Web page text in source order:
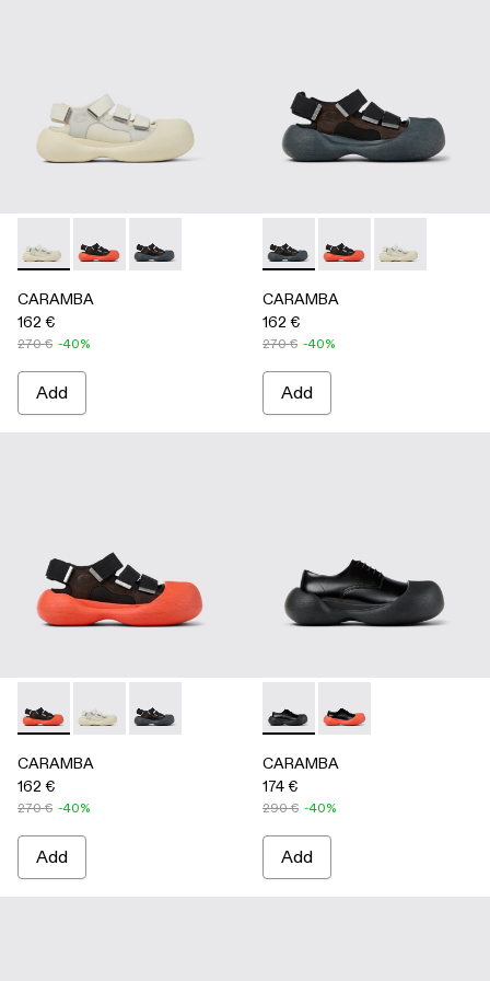
CARAMBA - A500053-004 - WHITE
CARAMBA - A500053-005 - BLACK
CARAMBA - A500053-001 - BLACK
CARAMBA
162 €
270 € -40%
Add
CARAMBA - A500053-001
CARAMBA -CARAMBA -
CARAMBA
162 €
270 € -40%
Add
CARAMBA - A500053-005 - BLACK
CARAMBA - A500053-004 - WHITE
CARAMBA - A500053-001 - BLACK
CARAMBA
162 €
270 € -40%
Add
CARAMBA - A500052-001
CARAMBA -
CARAMBA
174 €
290 € -40%
Add